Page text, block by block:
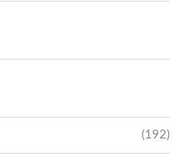
(192)